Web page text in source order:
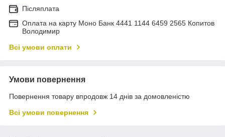
Післяплата
Оплата на карту Моно Банк 4441 1144 6459 2565 Копитов
Володимир
Всі умови оплати
Умови повернення
Повернення товару впродовж 14 днів за домовленістю
Всі умови повернення